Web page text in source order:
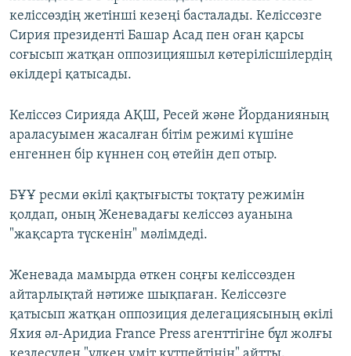
келіссөздің жетінші кезеңі басталады. Келіссөзге
Сирия президенті Башар Асад пен оған қарсы
соғысып жатқан оппозицияшыл көтерілісшілердің
өкілдері қатысады.
Келіссөз Сирияда АҚШ, Ресей және Йорданияның
араласуымен жасалған бітім режимі күшіне
енгеннен бір күннен соң өтейін деп отыр.
БҰҰ ресми өкілі қақтығысты тоқтату режимін
қолдап, оның Женевадағы келіссөз ауанына
"жақсарта түскенін" мәлімдеді.
Женевада мамырда өткен соңғы келіссөзден
айтарлықтай нәтиже шықпаған. Келіссөзге
қатысып жатқан оппозиция делегациясының өкілі
Яхия әл-Аридиа France Press агенттігіне бұл жолғы